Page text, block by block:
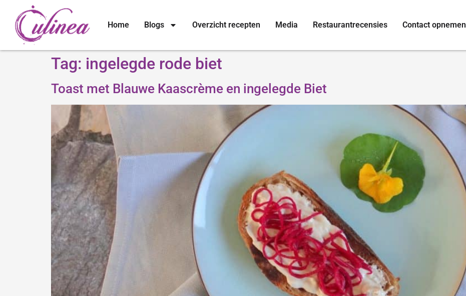
Home Blogs Overzicht recepten Media Restaurantrecensies Contact opnemen
Tag: ingelegde rode biet
Toast met Blauwe Kaascrème en ingelegde Biet